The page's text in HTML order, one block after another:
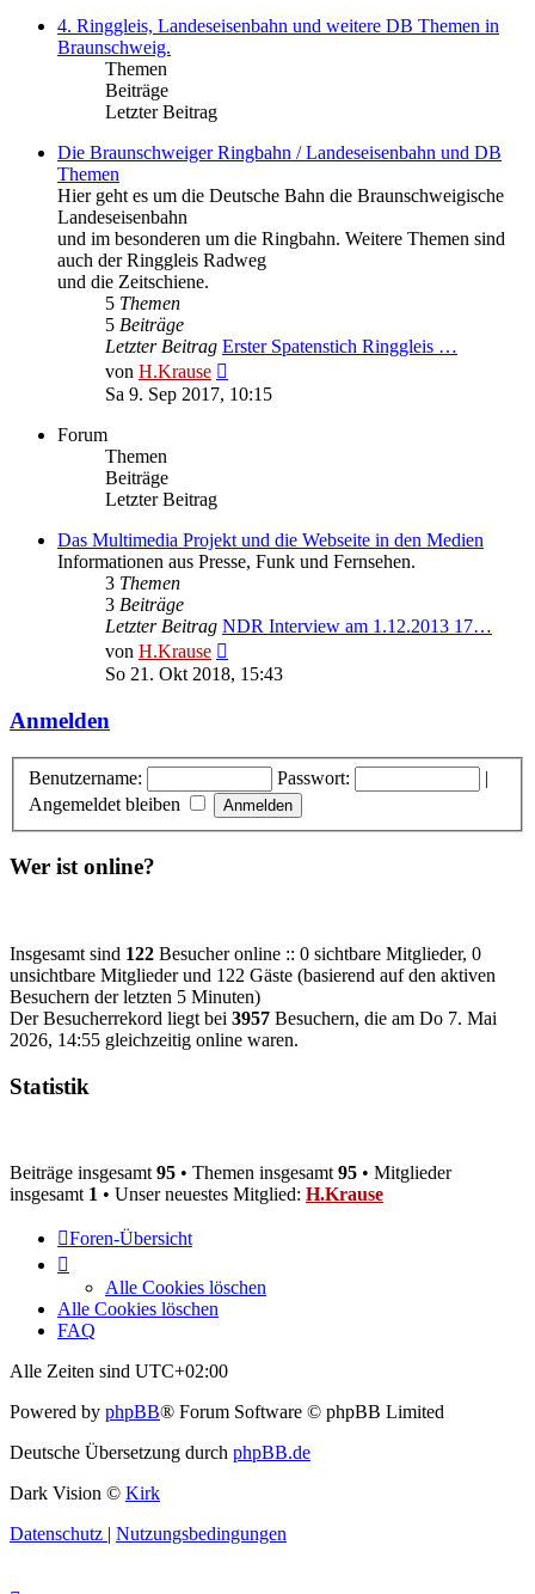
4. Ringgleis, Landeseisenbahn und weitere DB Themen in
Braunschweig.
Themen
Beiträge
Letzter Beitrag
Die Braunschweiger Ringbahn / Landeseisenbahn und DB
Themen
Hier geht es um die Deutsche Bahn die Braunschweigische
Landeseisenbahn
und im besonderen um die Ringbahn. Weitere Themen sind
auch der Ringgleis Radweg
und die Zeitschiene.
5 Themen
5 Beiträge
Letzter Beitrag Erster Spatenstich Ringgleis …
von H.Krause
Beitrag
Sa 9. Sep 2017, 10:15
Forum
Themen
Beiträge
Letzter Beitrag
Das Multimedia Projekt und die Webseite in den Medien
Informationen aus Presse, Funk und Fernsehen.
3 Themen
3 Beiträge
Letzter Beitrag NDR Interview am 1.12.2013 17…
von H.Krause
Beitrag
So 21. Okt 2018, 15:43
Anmelden
Benutzername: Passwort:
|
Angemeldet bleiben
Wer ist online?
Insgesamt sind 122 Besucher online :: 0 sichtbare Mitglieder, 0
unsichtbare Mitglieder und 122 Gäste (basierend auf den aktiven
Besuchern der letzten 5 Minuten)
Der Besucherrekord liegt bei 3957 Besuchern, die am Do 7. Mai
2026, 14:55 gleichzeitig online waren.
Statistik
Beiträge insgesamt 95 • Themen insgesamt 95 • Mitglieder
insgesamt 1 • Unser neuestes Mitglied: H.Krause
Foren-Übersicht
Alle Cookies löschen
Alle Cookies löschen
FAQ
Alle Zeiten sind UTC+02:00
Powered by phpBB® Forum Software © phpBB Limited
Deutsche Übersetzung durch phpBB.de
Dark Vision © Kirk
Datenschutz | Nutzungsbedingungen